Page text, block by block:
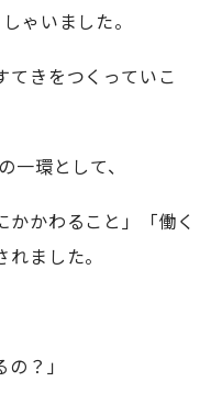
ゃいました。
てきをつくっていこ
一環として、
かかわること」「働く
ました。
？」